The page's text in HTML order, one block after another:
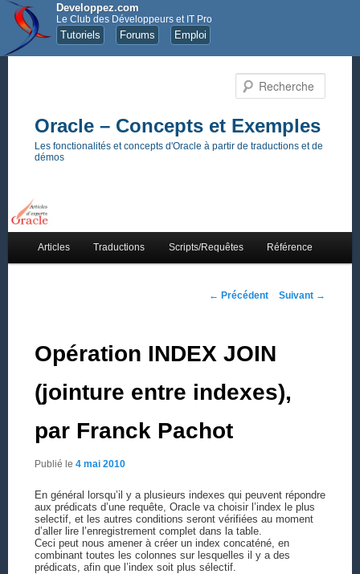
Developpez.com
Le Club des Développeurs et IT Pro
Tutoriels Forums Emploi
Oracle – Concepts et Exemples
Les fonctionalités et concepts d'Oracle à partir de traductions et de
démos
Aller au contenu principal
Aller au contenu secondaire
Articles Traductions Scripts/Requêtes Référence
Navigation des articles
← Précédent Suivant →
Opération INDEX JOIN
(jointure entre indexes),
par Franck Pachot
Publié le 4 mai 2010
En général lorsqu’il y a plusieurs indexes qui peuvent répondre
aux prédicats d’une requête, Oracle va choisir l’index le plus
selectif, et les autres conditions seront vérifiées au moment
d’aller lire l’enregistrement complet dans la table.
Ceci peut nous amener à créer un index concaténé, en
combinant toutes les colonnes sur lesquelles il y a des
prédicats, afin que l’index soit plus sélectif.